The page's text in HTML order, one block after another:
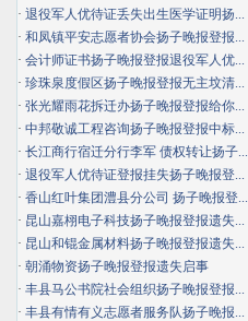
· 退役军人优待证丢失出生医学证明扬...
· 和凤镇平安志愿者协会扬子晚报登报...
· 会计师证书扬子晚报登报退役军人优...
· 珍珠泉度假区扬子晚报登报无主坟清...
· 张光耀雨花拆迁办扬子晚报登报给你...
· 中邦敬诚工程咨询扬子晚报登报中标...
· 长江商行宿迁分行李军 债权转让扬子...
· 退役军人优待证登报挂失扬子晚报登...
· 香山红叶集团澧县分公司 扬子晚报登...
· 昆山嘉栩电子科技扬子晚报登报遗失...
· 昆山和锟金属材料扬子晚报登报遗失...
· 朝涌物资扬子晚报登报遗失启事
· 丰县马公书院社会组织扬子晚报登报...
· 丰县有情有义志愿者服务队扬子晚报...